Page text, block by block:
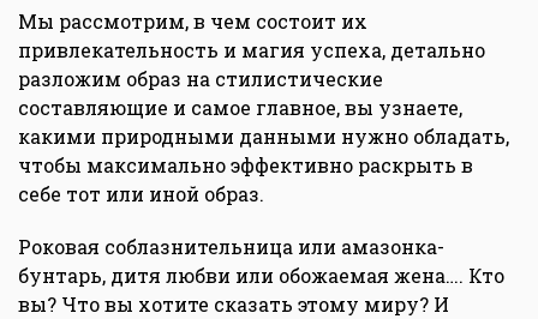
Мы рассмотрим, в чем состоит их
привлекательность и магия успеха, детально
разложим образ на стилистические
составляющие и самое главное, вы узнаете,
какими природными данными нужно обладать,
чтобы максимально эффективно раскрыть в
себе тот или иной образ.
Роковая соблазнительница или амазонка-
бунтарь, дитя любви или обожаемая жена…. Кто
вы? Что вы хотите сказать этому миру? И